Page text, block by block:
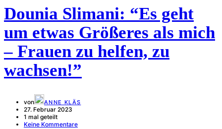
Dounia Slimani: “Es geht
um etwas Größeres als mich
– Frauen zu helfen, zu
wachsen!”
von ANNE KLÄS
27. Februar 2023
1 mal geteilt
Keine Kommentare